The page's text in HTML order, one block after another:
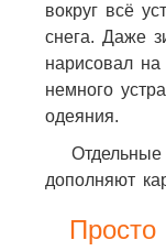
вокруг всё
снега. Даже
нарисовал
немного
одеяния.
Отдельные
дополняют
Просто